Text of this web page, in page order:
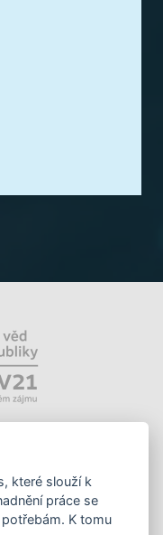
které slouží k
práce se
K tomu